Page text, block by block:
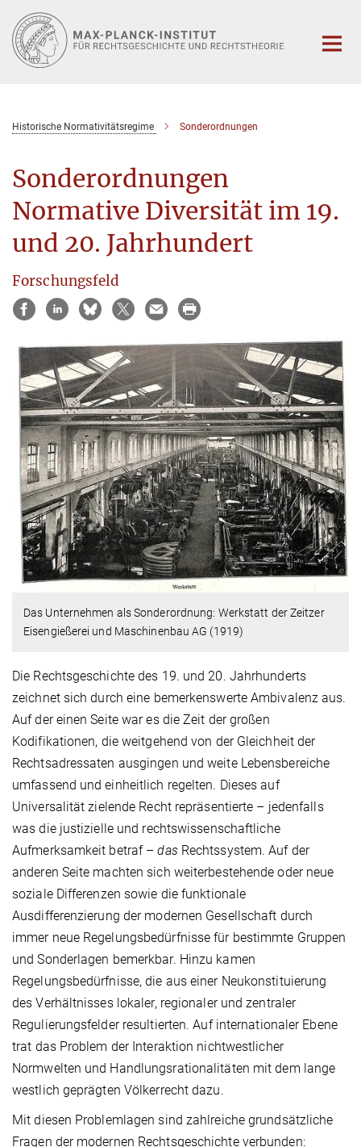
Hauptinhalt
Historische Normativitätsregime Sonderordnungen
Sonderordnungen
Normative Diversität im 19.
und 20. Jahrhundert
Forschungsfeld
Das Unternehmen als Sonderordnung: Werkstatt der Zeitzer
Eisengießerei und Maschinenbau AG (1919)
Die Rechtsgeschichte des 19. und 20. Jahrhunderts
zeichnet sich durch eine bemerkenswerte Ambivalenz aus.
Auf der einen Seite war es die Zeit der großen
Kodifikationen, die weitgehend von der Gleichheit der
Rechtsadressaten ausgingen und weite Lebensbereiche
umfassend und einheitlich regelten. Dieses auf
Universalität zielende Recht repräsentierte – jedenfalls
was die justizielle und rechtswissenschaftliche
Aufmerksamkeit betraf –das Rechtssystem. Auf der
anderen Seite machten sich weiterbestehende oder neue
soziale Differenzen sowie die funktionale
Ausdifferenzierung der modernen Gesellschaft durch
immer neue Regelungsbedürfnisse für bestimmte Gruppen
und Sonderlagen bemerkbar. Hinzu kamen
Regelungsbedürfnisse, die aus einer Neukonstituierung
des Verhältnisses lokaler, regionaler und zentraler
Regulierungsfelder resultierten. Auf internationaler Ebene
trat das Problem der Interaktion nichtwestlicher
Normwelten und Handlungsrationalitäten mit dem lange
westlich geprägten Völkerrecht dazu.
Mit diesen Problemlagen sind zahlreiche grundsätzliche
Fragen der modernen Rechtsgeschichte verbunden: